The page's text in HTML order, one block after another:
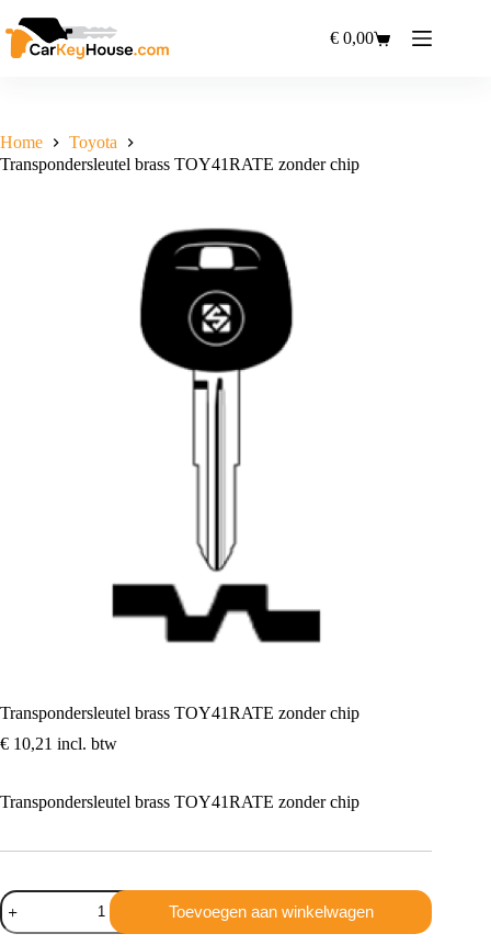
naar
de
Winkelwagen
€ 0,00
Home
Toyota
Transpondersleutel brass TOY41RATE zonder chip
Transpondersleutel brass TOY41RATE zonder chip
€ 10,21 incl. btw
Transpondersleutel brass TOY41RATE zonder chip
Transpondersleutel
brass
TOY41RATE
Toevoegen aan winkelwagen